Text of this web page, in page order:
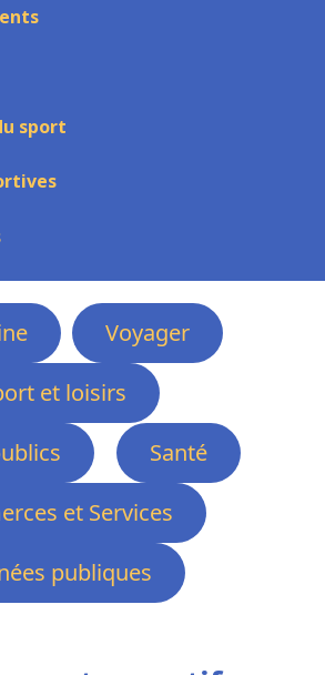
sport
Voyager
et loisirs
Santé
et Services
publiques